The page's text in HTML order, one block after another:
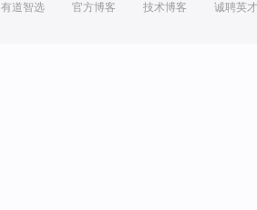
有道智选 官方博客 技术博客 诚聘英才